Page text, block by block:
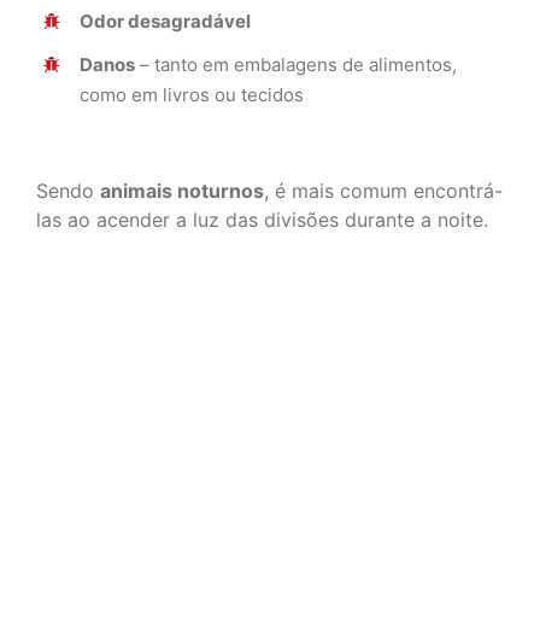
Odor desagradável
Danos – tanto em embalagens de alimentos,
como em livros ou tecidos
Sendo animais noturnos, é mais comum encontrá-
las ao acender a luz das divisões durante a noite.